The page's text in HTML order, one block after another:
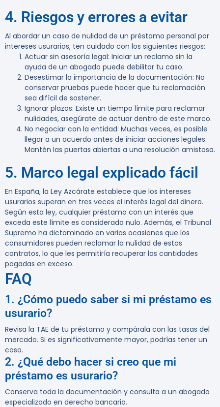
4. Riesgos y errores a evitar
Al abordar un caso de nulidad de un préstamo personal por
intereses usurarios, ten cuidado con los siguientes riesgos:
Actuar sin asesoría legal: Iniciar un reclamo sin la
ayuda de un abogado puede debilitar tu caso.
Desestimar la importancia de la documentación: No
conservar pruebas puede hacer que tu reclamación
sea difícil de sostener.
Ignorar plazos: Existe un tiempo límite para reclamar
nulidades, asegúrate de actuar dentro de este marco.
No negociar con la entidad: Muchas veces, es posible
llegar a un acuerdo antes de iniciar acciones legales.
Mantén las puertas abiertas a una resolución amistosa.
5. Marco legal explicado fácil
En España, la Ley Azcárate establece que los intereses
usurarios superan en tres veces el interés legal del dinero.
Según esta ley, cualquier préstamo con un interés que
exceda este límite es considerado nulo. Además, el Tribunal
Supremo ha dictaminado en varias ocasiones que los
consumidores pueden reclamar la nulidad de estos
contratos, lo que les permitiría recuperar las cantidades
pagadas en exceso.
FAQ
1. ¿Cómo puedo saber si mi préstamo es
usurario?
Revisa la TAE de tu préstamo y compárala con las tasas del
mercado. Si es significativamente mayor, podrías tener un
caso.
2. ¿Qué debo hacer si creo que mi
préstamo es usurario?
Conserva toda la documentación y consulta a un abogado
especializado en derecho bancario.